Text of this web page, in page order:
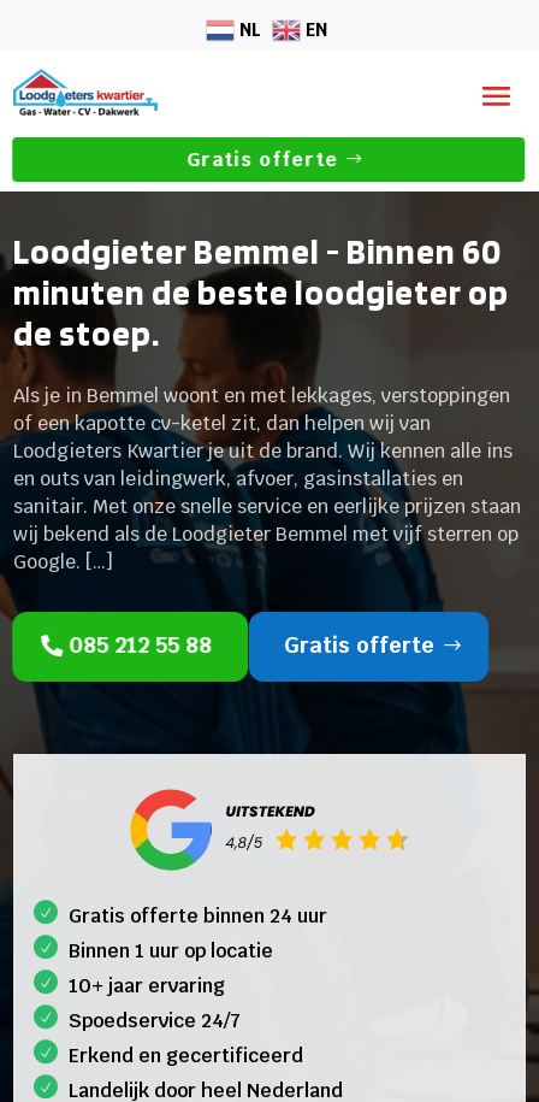
NL EN
Gratis offerte
Loodgieter Bemmel - Binnen 60
minuten de beste loodgieter op
de stoep.
Als je in Bemmel woont en met lekkages, verstoppingen
of een kapotte cv-ketel zit, dan helpen wij van
Loodgieters Kwartier je uit de brand. Wij kennen alle ins
en outs van leidingwerk, afvoer, gasinstallaties en
sanitair. Met onze snelle service en eerlijke prijzen staan
wij bekend als de Loodgieter Bemmel met vijf sterren op
Google. […]
085 212 55 88 Gratis offerte
Gratis offerte binnen 24 uur
Binnen 1 uur op locatie
10+ jaar ervaring
Spoedservice 24/7
Erkend en gecertificeerd
Landelijk door heel Nederland